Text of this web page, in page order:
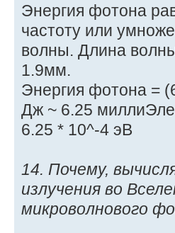
Энергия фотона
частоту или
волны. Длина
1.9мм.
Энергия фотона =
Дж ~ 6.25
6.25 * 10^-4 эВ
14. Почему,
излучения во
микроволнового